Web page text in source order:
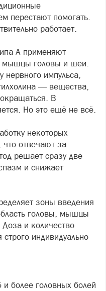
перестают помогать.
работает.
А применяют
мышцы головы и шеи.
нервного импульса,
— вещества,
В
Но это ещё не всё.
некоторых
что отвечают за
решает сразу две
и снижает
зоны введения
головы, мышцы
и количество
индивидуально
более головных болей